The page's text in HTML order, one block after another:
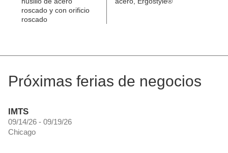
roscado y con orificio
roscado
Próximas ferias de negocios
IMTS
09/14/26 - 09/19/26
Chicago